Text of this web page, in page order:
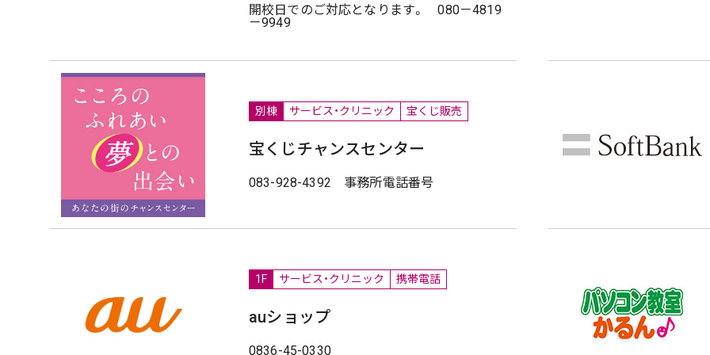
開校日でのご対応となります。 080－4819
－9949
別棟 サービス・クリニック 宝くじ販売
宝くじチャンスセンター
083-928-4392 事務所電話番号
1F サービス・クリニック 携帯電話
auショップ
0836-45-0330